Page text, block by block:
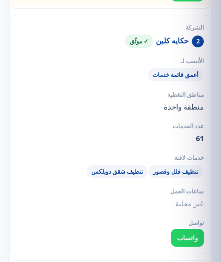
2 حكايه كلين ✓ موثّق
أعمق قائمة خدمات
منطقة واحدة
61
تنظيف فلل وقصور تنظيف شقق دوبلكس
غير معلنة
واتساب